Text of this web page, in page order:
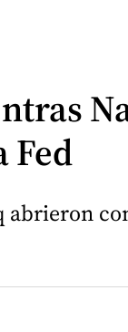
Fed
abrieron